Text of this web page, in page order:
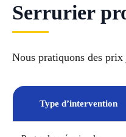
Serrurier
Nous pratiquons des prix
Type d’intervention